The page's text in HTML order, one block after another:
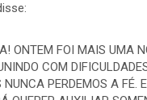
ONTEM FOI MAIS UMA
COM
PERDEMOS A